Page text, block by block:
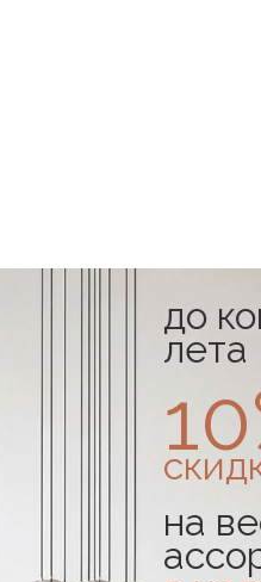
интерьера. В
дополняют его своим
на полке или
аксессуары наполняют
атмосферу.
подарить душу
до
лета
на